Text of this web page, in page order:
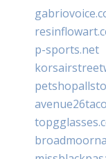
p-sports.net